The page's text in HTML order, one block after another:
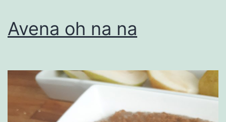
Avena oh na na